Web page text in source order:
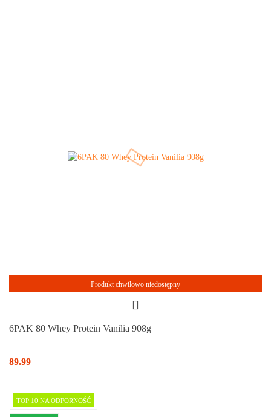
Produkt chwilowo niedostępny
6PAK 80 Whey Protein Vanilia 908g
89.99
TOP 10 NA ODPORNOŚĆ